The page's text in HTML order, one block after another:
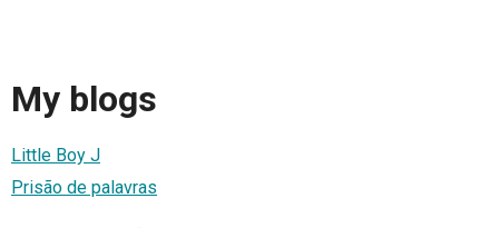
My blogs
Little Boy J
Prisão de palavras